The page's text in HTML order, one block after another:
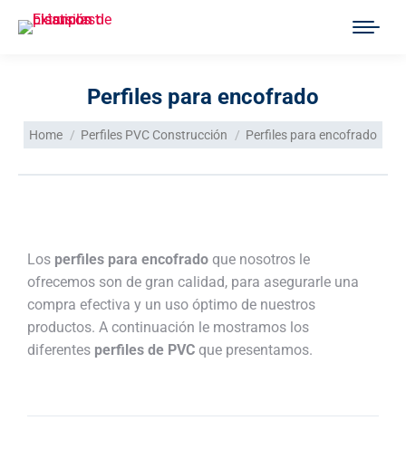
Perfiles para encofrado
You are here:
Home Perfiles PVC Construcción Perfiles para encofrado
Los perfiles para encofrado que nosotros le
ofrecemos son de gran calidad, para asegurarle una
compra efectiva y un uso óptimo de nuestros
productos. A continuación le mostramos los
diferentes perfiles de PVC que presentamos.